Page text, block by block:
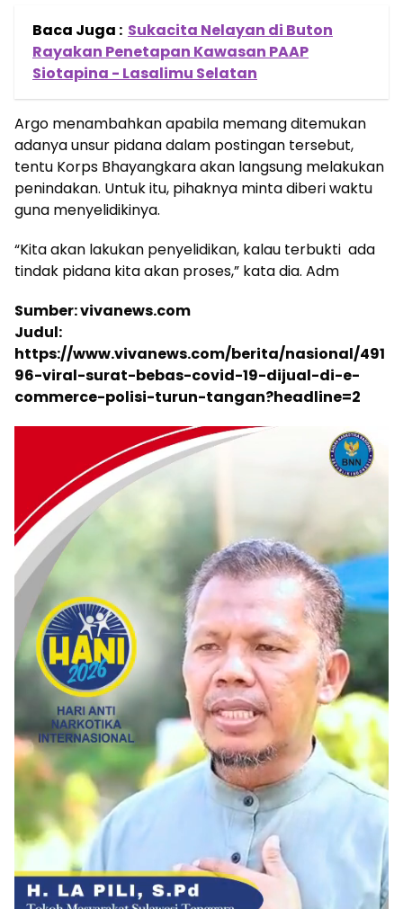
Baca Juga : Sukacita Nelayan di Buton
Rayakan Penetapan Kawasan PAAP
Siotapina - Lasalimu Selatan
Argo menambahkan apabila memang ditemukan
adanya unsur pidana dalam postingan tersebut,
tentu Korps Bhayangkara akan langsung melakukan
penindakan. Untuk itu, pihaknya minta diberi waktu
guna menyelidikinya.
“Kita akan lakukan penyelidikan, kalau terbukti ada
tindak pidana kita akan proses,” kata dia. Adm
Sumber: vivanews.com
Judul:
https://www.vivanews.com/berita/nasional/491
96-viral-surat-bebas-covid-19-dijual-di-e-
commerce-polisi-turun-tangan?headline=2